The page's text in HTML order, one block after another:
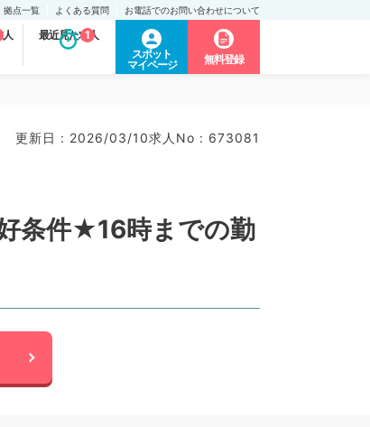
拠点一覧 よくある質問 お電話でのお問い合わせについて
人 最近見た求人
1
スポット
マイページ
無料登録
更新日 : 2026/03/10求人No : 673081
条件★16時までの勤